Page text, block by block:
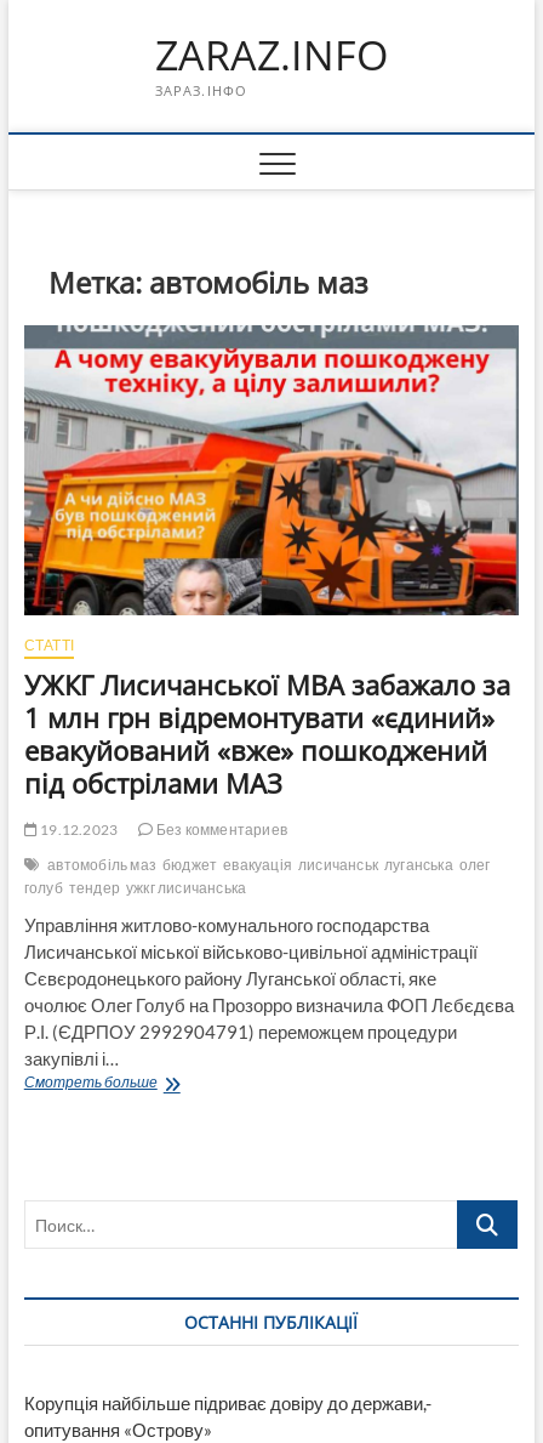
ZARAZ.INFO
ЗАРАЗ.ІНФО
Метка: автомобіль маз
СТАТТІ
УЖКГ Лисичанської МВА забажало за
1 млн грн відремонтувати «єдиний»
евакуйований «вже» пошкоджений
під обстрілами МАЗ
19.12.2023
Без комментариев
автомобіль маз бюджет евакуація лисичанськ луганська олег
голуб тендер ужкг лисичанська
Управління житлово-комунального господарства
Лисичанської міської військово-цивільної адміністрації
Сєвєродонецького району Луганської області, яке
очолює Олег Голуб на Прозорро визначила ФОП Лєбєдєва
Р.І. (ЄДРПОУ 2992904791) переможцем процедури
закупівлі і…
Смотреть большеУЖКГ
евакуйований
«вже»
пошкоджений
МАЗ
Поиск…
ОСТАННІ ПУБЛІКАЦІЇ
Корупція найбільше підриває довіру до держави,-
опитування «Острову»